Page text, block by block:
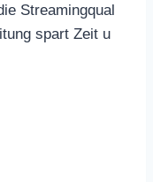
Streamingqual
spart Zeit u